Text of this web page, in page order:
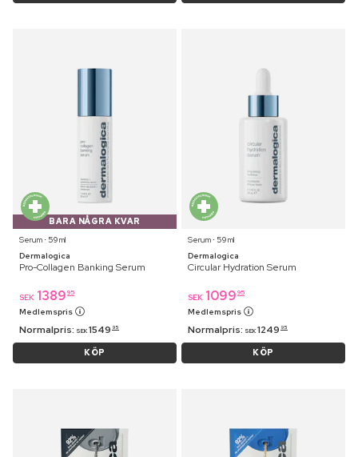
BARA NÅGRA KVAR
Serum ⋅ 59 ml
Dermalogica
Pro-Collagen Banking Serum
SEK 1389 95
Medlemspris
Normalpris: SEK 1549 95
KÖP
Serum ⋅ 59 ml
Dermalogica
Circular Hydration Serum
SEK 1099 95
Medlemspris
Normalpris: SEK 1249 95
KÖP